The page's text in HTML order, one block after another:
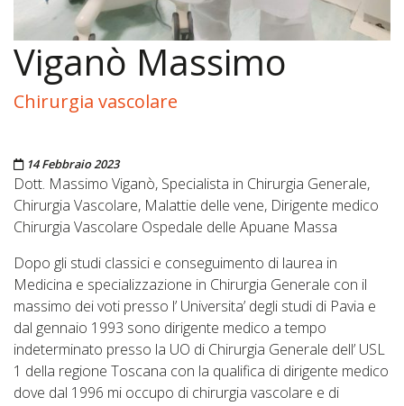
Viganò Massimo
Chirurgia vascolare
Pubblicato il
14 Febbraio 2023
Dott. Massimo Viganò, Specialista in Chirurgia Generale,
Chirurgia Vascolare, Malattie delle vene, Dirigente medico
Chirurgia Vascolare Ospedale delle Apuane Massa
Dopo gli studi classici e conseguimento di laurea in
Medicina e specializzazione in Chirurgia Generale con il
massimo dei voti presso l’ Universita’ degli studi di Pavia e
dal gennaio 1993 sono dirigente medico a tempo
indeterminato presso la UO di Chirurgia Generale dell’ USL
1 della regione Toscana con la qualifica di dirigente medico
dove dal 1996 mi occupo di chirurgia vascolare e di